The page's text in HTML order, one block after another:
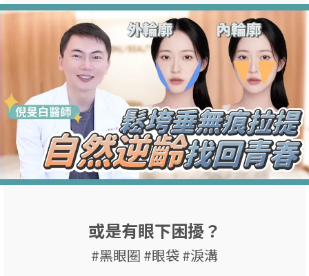
或是有眼下困擾？
#黑眼圈 #眼袋 #淚溝